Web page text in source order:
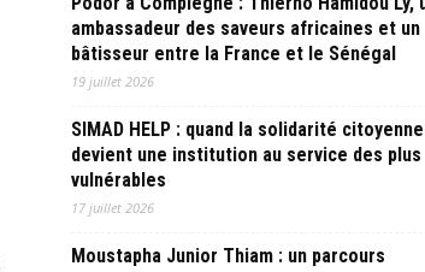
ambassadeur des saveurs africaines et un
bâtisseur entre la France et le Sénégal
19 juillet 2026
SIMAD HELP : quand la solidarité citoyenne
devient une institution au service des plus
vulnérables
17 juillet 2026
Moustapha Junior Thiam : un parcours